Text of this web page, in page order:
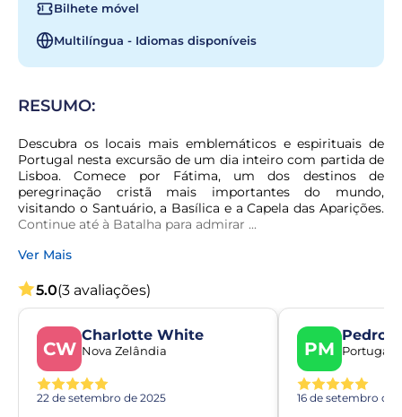
Bilhete móvel
Multilíngua - Idiomas disponíveis
RESUMO:
Descubra os locais mais emblemáticos e espirituais de
Portugal nesta excursão de um dia inteiro com partida de
Lisboa. Comece por Fátima, um dos destinos de
peregrinação cristã mais importantes do mundo,
visitando o Santuário, a Basílica e a Capela das Aparições.
Continue até à Batalha para admirar ...
Ver Mais
5.0(3 avaliações)
CW
Charlotte White
Nova Zelândia
22 de setembro de 2025
PM
Pedro
Portugal
16 de setembro de